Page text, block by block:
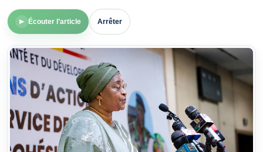
▶ Écouter l’article Arrêter